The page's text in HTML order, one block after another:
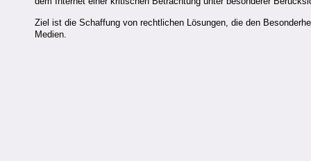
Ziel ist die Schaffung von rechtlichen Lösungen, die den
Medien.